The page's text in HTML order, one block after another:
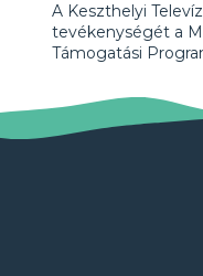
A Keszthelyi
tevékenységét a
Támogatási